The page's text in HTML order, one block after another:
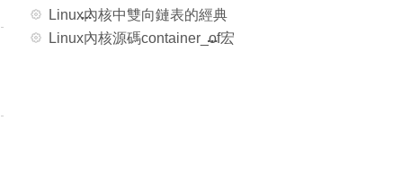
發之HelloWorld
Linux內核中雙向鏈表的經典
實現
Linux內核源碼container_of宏